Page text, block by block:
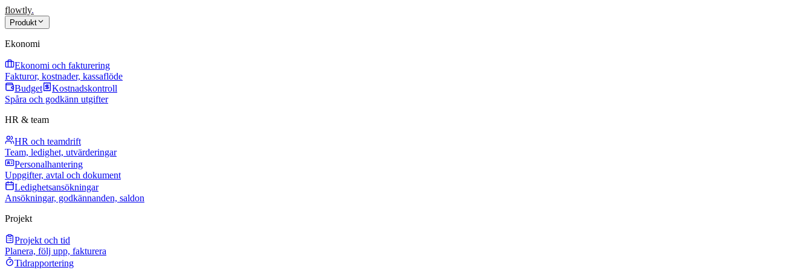
flowtly.
Produkt
Ekonomi
Ekonomi och fakturering
Fakturor, kostnader, kassaflöde
Budget
Kostnadskontroll
Spåra och godkänn utgifter
HR & team
HR och teamdrift
Team, ledighet, utvärderingar
Personalhantering
Uppgifter, avtal och dokument
Ledighetsansökningar
Ansökningar, godkännanden, saldon
Projekt
Projekt och tid
Planera, följ upp, fakturera
Tidrapportering